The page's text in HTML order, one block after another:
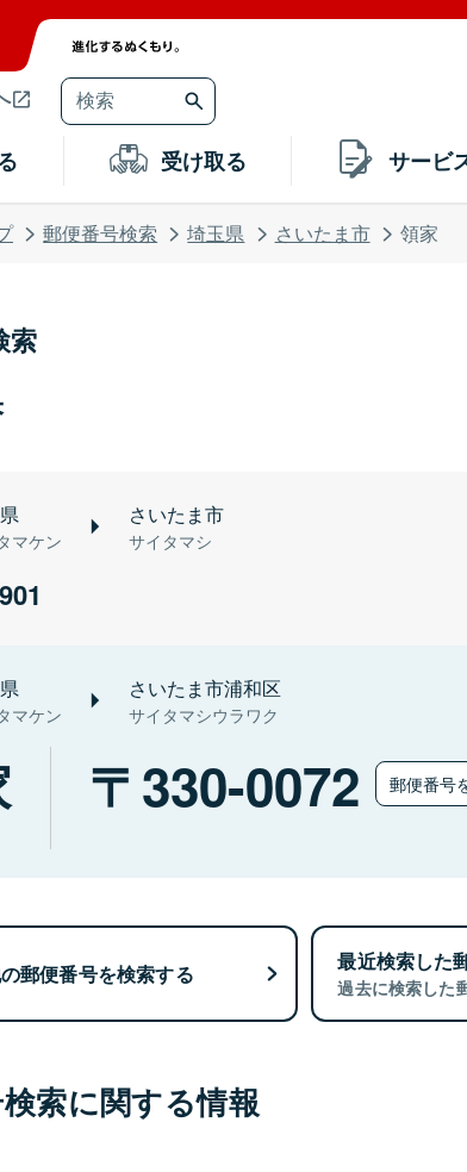
受け取る サービ
郵便番号検索 埼玉県 さいたま市 領家
索
マケン
さいたま市
サイタマシ
マケン
さいたま市浦和区
サイタマシウラワク
330-0072 郵便番号
郵便番号を検索する 最近検索した
過去に検索した
索に関する情報